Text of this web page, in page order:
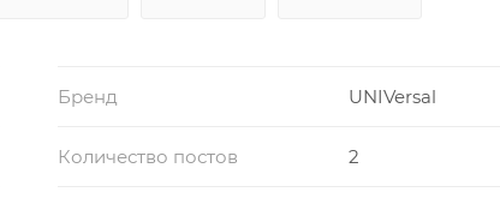
Бренд UNIVersal
Количество постов 2